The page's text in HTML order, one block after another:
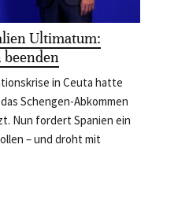
Ultimatum:
in Ceuta hatte
Schengen-Abkommen
Nun fordert Spanien ein
– und droht mit